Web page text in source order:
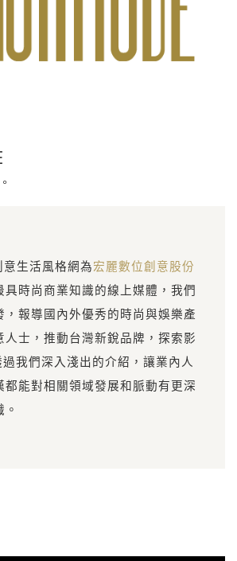
生活風格網為宏麗數位創意股份
具時尚商業知識的線上媒體，我們
，報導國內外優秀的時尚與娛樂產
人士，推動台灣新銳品牌，探索影
我們深入淺出的介紹，讓業內人
都能對相關領域發展和脈動有更深